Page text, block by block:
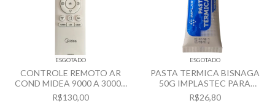
ESGOTADO
CONTROLE REMOTO AR
COND MIDEA 9000 A 30000
BTUS 41014069
R$130,00
ESGOTADO
PASTA TERMICA BISNAGA
50G IMPLASTEC PARA
ELETROS EM GERAL
R$26,80